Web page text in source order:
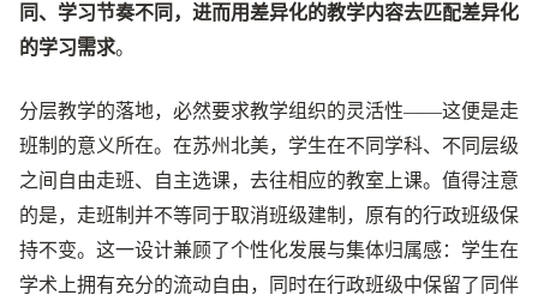
同、学习节奏不同，进而用差异化的教学内容去匹配差异化
的学习需求。
分层教学的落地，必然要求教学组织的灵活性——这便是走
班制的意义所在。在苏州北美，学生在不同学科、不同层级
之间自由走班、自主选课，去往相应的教室上课。值得注意
的是，走班制并不等同于取消班级建制，原有的行政班级保
持不变。这一设计兼顾了个性化发展与集体归属感：学生在
学术上拥有充分的流动自由，同时在行政班级中保留了同伴